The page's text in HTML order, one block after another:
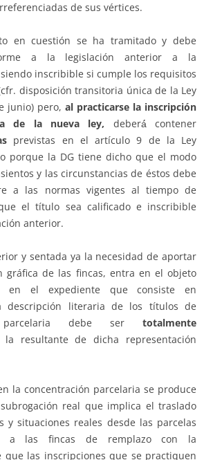
de sus vértices.
en cuestión se ha tramitado y debe
a la legislación anterior a la
inscribible si cumple los requisitos
disposición transitoria única de la Ley
junio) pero, al practicarse la inscripción
de la nueva ley, deberá́ contener
previstas en el artículo 9 de la Ley
porque la DG tiene dicho que el modo
y las circunstancias de éstos debe
a las normas vigentes al tiempo de
el título sea calificado e inscribible
anterior.
y sentada ya la necesidad de aportar
gráfica de las fincas, entra en el objeto
en el expediente que consiste en
descripción literaria de los títulos de
parcelaria debe ser totalmente
la resultante de dicha representación
la concentración parcelaria se produce
real que implica el traslado
y situaciones reales desde las parcelas
a las fincas de remplazo con la
que las inscripciones que se practiquen